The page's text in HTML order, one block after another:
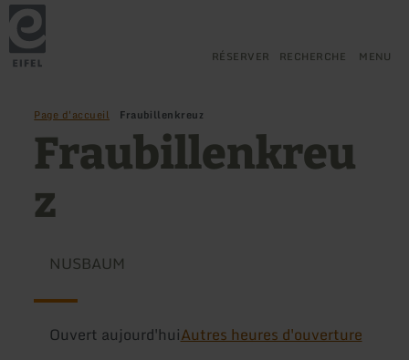
Retour
à
la
page
d'accueil
RÉSERVER RECHERCHE MENU
Page d'accueil Fraubillenkreuz
Fraubillenkreu
z
NUSBAUM
Ouvert aujourd'huiAutres heures d'ouverture